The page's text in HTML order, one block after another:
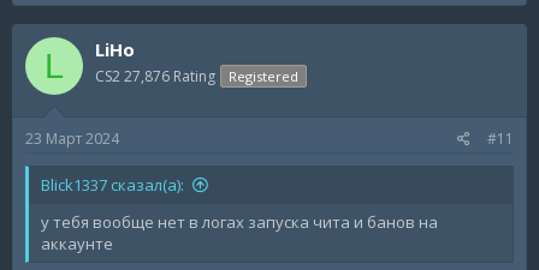
L LiHo
CS2 27,876 Rating Registered
23 Март 2024 #11
Blick1337 сказал(а):
у тебя вообще нет в логах запуска чита и банов на
аккаунте